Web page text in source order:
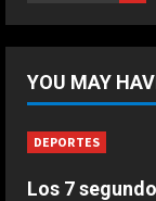
5
YOU MAY
DEPORTES
Los 7